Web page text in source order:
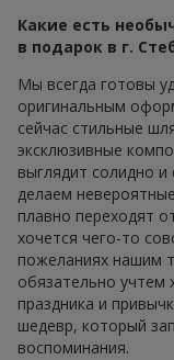
Какие есть
в подарок в г.
Мы всегда готовы
оригинальным
сейчас стильные
эксклюзивные
выглядит солидно
делаем
плавно переходят
хочется чего-то
пожеланиях нашим
обязательно учтем
праздника и
шедевр, который
воспоминания.